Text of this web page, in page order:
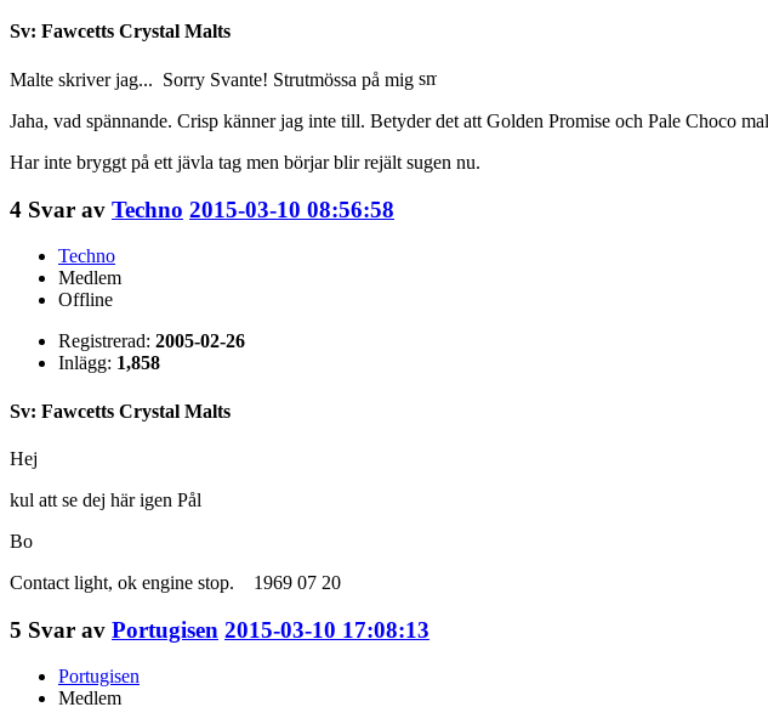
Sv: Fawcetts Crystal Malts
Malte skriver jag... Sorry Svante! Strutmössa på mig
Jaha, vad spännande. Crisp känner jag inte till. Betyder det att Golden Promise och Pale Choco
Har inte bryggt på ett jävla tag men börjar blir rejält sugen nu.
4 Svar av Techno 2015-03-10 08:56:58
Techno
Medlem
Offline
Registrerad: 2005-02-26
Inlägg: 1,858
Sv: Fawcetts Crystal Malts
Hej
kul att se dej här igen Pål
Bo
Contact light, ok engine stop. 1969 07 20
5 Svar av Portugisen 2015-03-10 17:08:13
Portugisen
Medlem